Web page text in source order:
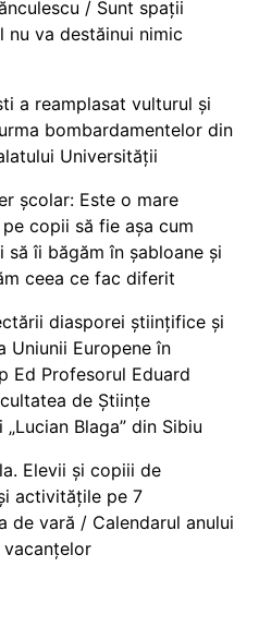
/ Sunt spații
nu va destăinui nimic
a reamplasat vulturul și
bombardamentelor din
Universității
școlar: Este o mare
copii să fie așa cum
să îi băgăm în șabloane și
ceea ce fac diferit
diasporei științifice și
Uniunii Europene în
Ed Profesorul Eduard
de Științe
Blaga” din Sibiu
Elevii și copiii de
activitățile pe 7
de vară / Calendarul anului